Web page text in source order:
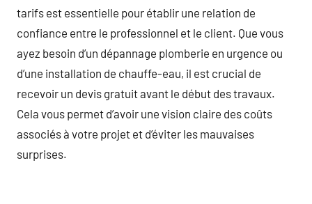
tarifs est essentielle pour établir une relation de
confiance entre le professionnel et le client. Que vous
ayez besoin d’un dépannage plomberie en urgence ou
d’une installation de chauffe-eau, il est crucial de
recevoir un devis gratuit avant le début des travaux.
Cela vous permet d’avoir une vision claire des coûts
associés à votre projet et d’éviter les mauvaises
surprises.